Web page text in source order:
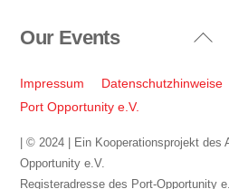
Back
Top
Our Events
Impressum Datenschutzhinweise
Port Opportunity e.V.
| © 2024 | Ein Kooperationsprojekt des
Opportunity e.V.
Registeradresse des Port-Opportunity